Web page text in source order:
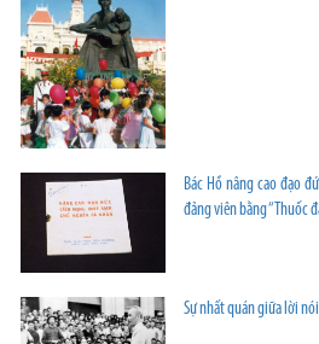
Bác Hồ nâng cao đạo
đảng viên bằng “Thuốc
Sự nhất quán giữa lời